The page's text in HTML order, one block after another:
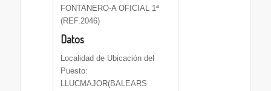
FONTANERO-A OFICIAL 1ª
(REF.2046)
Datos
Localidad de Ubicación del
Puesto:
LLUCMAJOR(BALEARS